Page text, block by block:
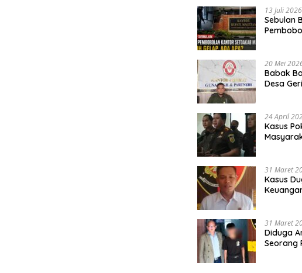
13 Juli 2026
Sebulan
20 Mei
Babak
Desa
24 April
Kasus
31 Maret
Kasus
31 Maret
Diduga
Seorang